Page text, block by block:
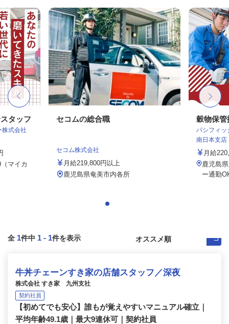
タッフ
株式会社
マイカ
セコムの総合職
セコム株式会社
月給219,800円以上
鹿児島県奄美市内各所
穀物保管
パシフィ
南日本支店
月給
鹿児島
ー通勤
全 1件中 1 - 1件を表示
牛丼チェーンすき家の店舗スタッフ／深夜
株式会社 すき家 九州支社
契約社員
【初めてでも安心】誰もが覚えやすいマニュアル確立｜
平均年齢49.1歳｜最大9連休可｜契約社員